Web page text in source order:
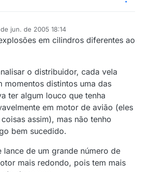
jun. de 2005 18:14
em cilindros diferentes ao
o distribuidor, cada vela
momentos distintos uma das
ter algum louco que tenha
em motor de avião (eles
assim), mas não tenho
bem sucedido.
lance de um grande número de
mais redondo, pois tem mais